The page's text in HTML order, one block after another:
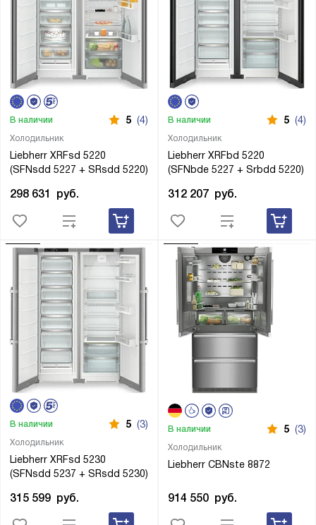
Холодильник
Liebherr XRFsd 5220
(SFNsdd 5227 + SRsdd 5220)
В наличии 5 (4)
298 631 руб.
Холодильник
Liebherr XRFbd 5220
(SFNbde 5227 + Srbdd 5220)
В наличии 5 (4)
312 207 руб.
Холодильник
Liebherr XRFsd 5230
(SFNsdd 5237 + SRsdd 5230)
В наличии 5 (3)
315 599 руб.
Холодильник
Liebherr CBNste 8872
В наличии 5 (3)
914 550 руб.